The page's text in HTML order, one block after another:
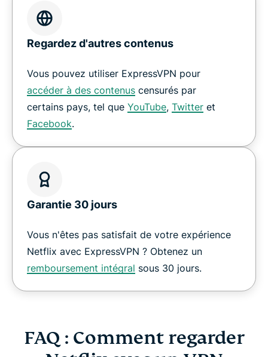
Regardez d'autres contenus
Vous pouvez utiliser ExpressVPN pour
accéder à des contenus censurés par
certains pays, tel que YouTube, Twitter et
Facebook.
Garantie 30 jours
Vous n'êtes pas satisfait de votre expérience
Netflix avec ExpressVPN ? Obtenez un
remboursement intégral sous 30 jours.
FAQ : Comment regarder